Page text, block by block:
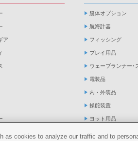
ア
艇体オプション
航海計器
フィッシング
プレイ用品
ウェーブランナー･
電装品
内・外装品
操舵装置
ヨット用品
as cookies to analyze our traffic and to